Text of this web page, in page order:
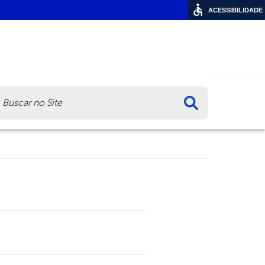
ACESSIBILIDADE